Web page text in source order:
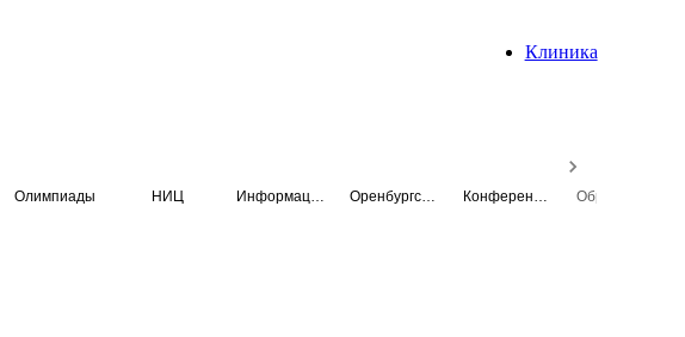
Клиника
Олимпиады НИЦ